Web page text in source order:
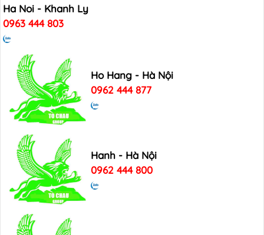
Ha Noi - Khanh Ly
0963 444 803
Ho Hang - Hà Nội
0962 444 877
Hanh - Hà Nội
0962 444 800